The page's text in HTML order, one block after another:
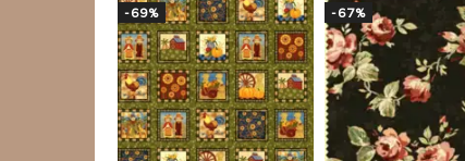
-69% -67%